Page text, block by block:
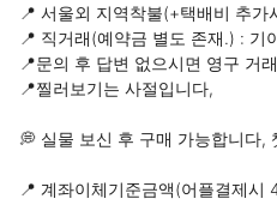
📍 서울외 지역착불(+택배비 추가
📍 직거래(예약금 별도 존재.) : 기
📍문의 후 답변 없으시면 영구 거
📍찔러보기는 사절입니다,
💭 실물 보신 후 구매 가능합니다,
📍 계좌이체기준금액(어플결제시